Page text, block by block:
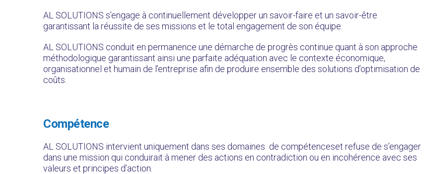
AL SOLUTIONS s’engage à continuellement développer un savoir-faire et un savoir-être
garantissant la réussite de ses missions et le total engagement de son équipe.
AL SOLUTIONS conduit en permanence une démarche de progrès continue quant à son approche
méthodologique garantissant ainsi une parfaite adéquation avec le contexte économique,
organisationnel et humain de l’entreprise afin de produire ensemble des solutions d’optimisation de
coûts.
Compétence
AL SOLUTIONS intervient uniquement dans ses domaines de compétenceset refuse de s’engager
dans une mission qui conduirait à mener des actions en contradiction ou en incohérence avec ses
valeurs et principes d’action.